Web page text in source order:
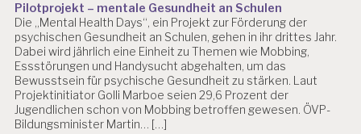
Pilotprojekt – mentale Gesundheit an Schulen
Die „Mental Health Days“, ein Projekt zur Förderung der
psychischen Gesundheit an Schulen, gehen in ihr drittes Jahr.
Dabei wird jährlich eine Einheit zu Themen wie Mobbing,
Essstörungen und Handysucht abgehalten, um das
Bewusstsein für psychische Gesundheit zu stärken. Laut
Projektinitiator Golli Marboe seien 29,6 Prozent der
Jugendlichen schon von Mobbing betroffen gewesen. ÖVP-
Bildungsminister Martin… […]